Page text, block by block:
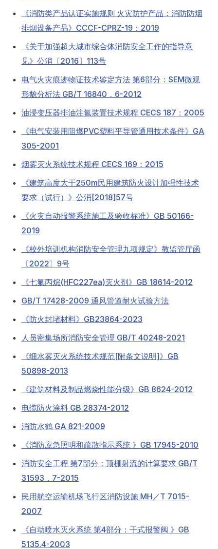
《消防类产品认证实施规则 火灾防护产品：消防防烟
排烟设备产品》CCCF-CPRZ-19：2019
《关于加强超大城市综合体消防安全工作的指导意
见》公消〔2016〕113号
电气火灾痕迹物证技术鉴定方法 第6部分：SEM微观
形貌分析法 GB/T 16840．6-2012
油浸变压器排油注氮装置技术规程 CECS 187：2005
《电气安装用阻燃PVC塑料平导管通用技术条件》GA
305-2001
烟雾灭火系统技术规程 CECS 169：2015
《建筑高度大于250m民用建筑防火设计加强性技术
要求（试行）》公消[2018]57号
《火灾自动报警系统施工及验收标准》GB 50166-
2019
《校外培训机构消防安全管理九项规定》教监管厅函
〔2022〕9号
《七氟丙烷(HFC227ea)灭火剂》GB 18614-2012
GB/T 17428-2009 通风管道耐火试验方法
《防火封堵材料》GB23864-2023
人员密集场所消防安全管理 GB/T 40248-2021
《细水雾灭火系统技术规范[附条文说明]》GB
50898-2013
《建筑材料及制品燃烧性能分级》GB 8624-2012
电缆防火涂料 GB 28374-2012
消防水鹤 GA 821-2009
《消防应急照明和疏散指示系统 》GB 17945-2010
消防安全工程 第7部分：顶棚射流的计算要求 GB/T
31593．7-2015
民用航空运输机场飞行区消防设施 MH／T 7015-
2007
《自动喷水灭火系统 第4部分：干式报警阀 》GB
5135.4-2003